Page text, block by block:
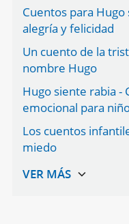
Cuentos para
alegría y felicidad
Un cuento de la
nombre Hugo
Hugo siente rabia -
emocional para
Los cuentos
miedo